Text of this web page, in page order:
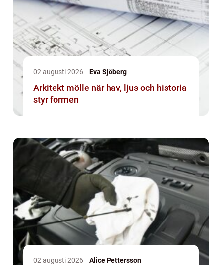
02 augusti 2026 Eva Sjöberg
Arkitekt mölle när hav, ljus och historia
styr formen
02 augusti 2026 Alice Pettersson